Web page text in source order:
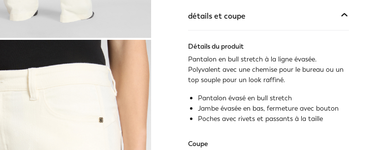
Disponible
détails et coupe
Détails du produit
Pantalon en bull stretch à la ligne évasée.
Polyvalent avec une chemise pour le bureau ou un
top souple pour un look raffiné.
Pantalon évasé en bull stretch
Jambe évasée en bas, fermeture avec bouton
Poches avec rivets et passants à la taille
Coupe